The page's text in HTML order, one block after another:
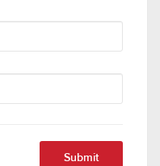
Submit